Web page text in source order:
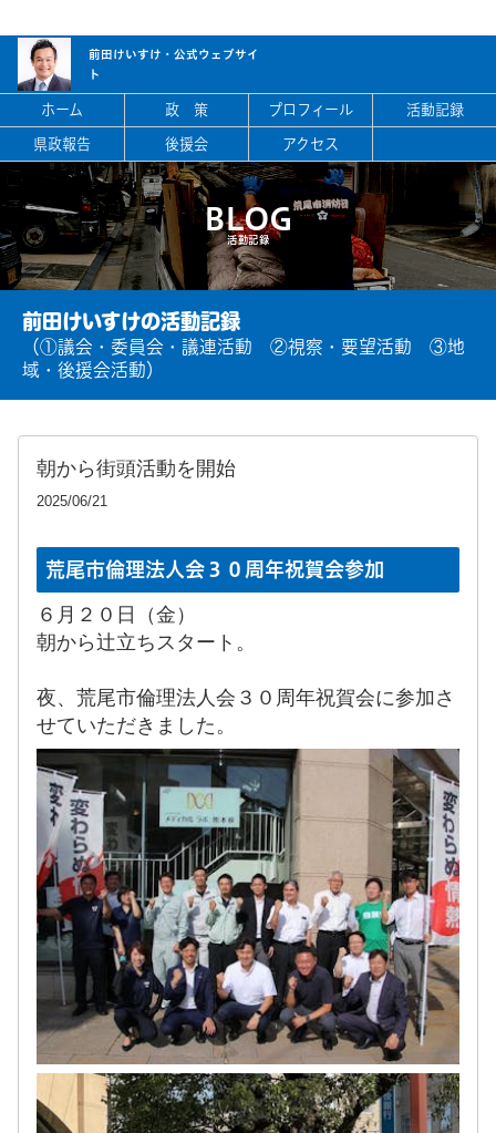
前田けいすけ・ 公式ウェブサイ
ト
ホーム 政 策 プロフィール
活動記録
県政報告
後援会 アクセス
BLOG
活動記録
前田けいすけの活動記録
（①議会・委員会・議連活動 ②視察・要望活動 ③地
域・後援会活動）
朝から街頭活動を開始
2025/06/21
荒尾市倫理法人会３０周年祝賀会参加
６月２０日（金）
朝から辻立ちスタート。
夜、荒尾市倫理法人会３０周年祝賀会に参加さ
せていただきました。